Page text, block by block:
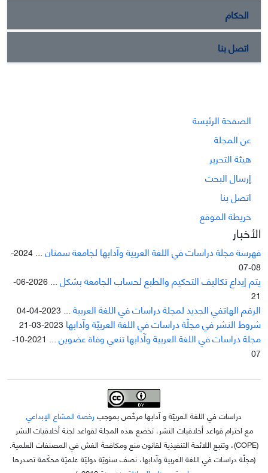
الحكام
اتصل بنا
الصفحة الرئيسة
عن المجلة
هيئة التحرير
إرسال البحث
اتصل بنا
خريطة الموقع
الأخبار
فهرسة مجلة دراسات في اللغة العربية وآدابها لجامعة سمنان ...
2024-
08-07
يتم إيداع تکاليف التحکيم والطبع لحساب الجامعة بشکل ...
2026-06-
21
الرقم الهاتفي الجديد لمجلة دراسات في اللغة العربية ... 2023-04-04
شروط النشر في مجلّة دراسات في اللغة العربيّة وآدابها 2023-03-21
مجلة دراسات في اللغة العربية وآدابها تنعي وفاة عضوين ...
2021-10-
07
دراسات في اللغة العربيّة و آدابها مرخّص بموجب رخصة المشاع الإبداعي
مع احترام قواعد أخلاقيات النشر، تخضع هذه المجلة لقواعد لجنة أخلاقيات النشر
(COPE)، وتتبع اللائحة التنفيذية لقانون منع ومكافحة الغش في المصنفات العلمية.
(مجلّة دراسات في اللغة العربية وآدابها، نصف سنويّة دوليّة علميّة محکّمة تصدرها